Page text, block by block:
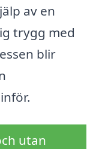
av en
trygg med
blir
utan